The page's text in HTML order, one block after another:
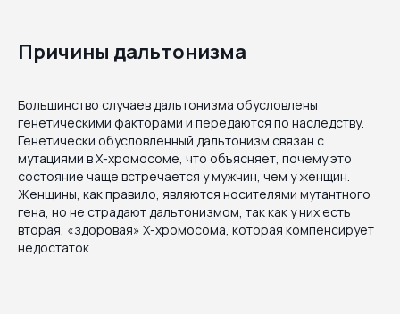
Причины дальтонизма
Большинство случаев дальтонизма обусловлены
генетическими факторами и передаются по наследству.
Генетически обусловленный дальтонизм связан с
мутациями в Х-хромосоме, что объясняет, почему это
состояние чаще встречается у мужчин, чем у женщин.
Женщины, как правило, являются носителями мутантного
гена, но не страдают дальтонизмом, так как у них есть
вторая, «здоровая» Х-хромосома, которая компенсирует
недостаток.